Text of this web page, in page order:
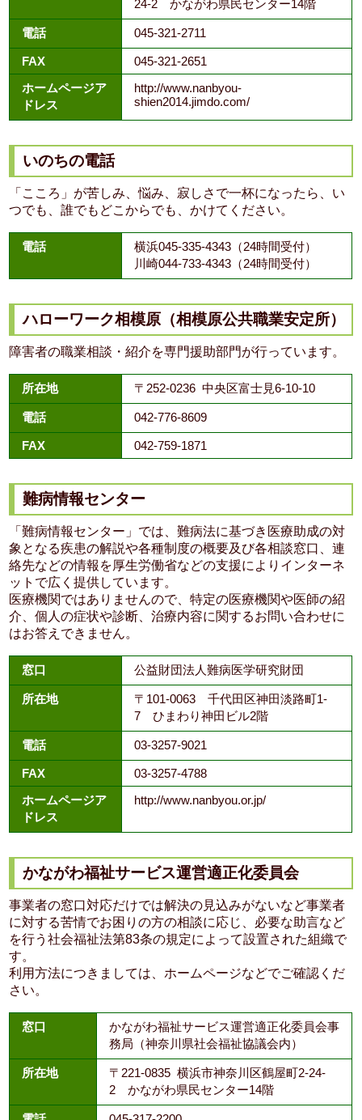
24-2 かながわ県民センター14階
電話 045-321-2711
FAX
045-321-2651
ホームページア
ドレス
http://www.nanbyou-
shien2014.jimdo.com/
いのちの電話
「こころ」が苦しみ、悩み、寂しさで一杯になったら、い
つでも、誰でもどこからでも、かけてください。
電話
横浜045-335-4343（24時間受付）
川崎044-733-4343（24時間受付）
ハローワーク相模原（相模原公共職業安定所）
障害者の職業相談・紹介を専門援助部門が行っています。
所在地 〒252-0236 中央区富士見6-10-10
電話 042-776-8609
FAX 042-759-1871
難病情報センター
「難病情報センター」では、難病法に基づき医療助成の対
象となる疾患の解説や各種制度の概要及び各相談窓口、連
絡先などの情報を厚生労働省などの支援によりインターネ
ットで広く提供しています。
医療機関ではありませんので、特定の医療機関や医師の紹
介、個人の症状や診断、治療内容に関するお問い合わせに
はお答えできません。
窓口 公益財団法人難病医学研究財団
所在地
〒101-0063 千代田区神田淡路町1-
7 ひまわり神田ビル2階
電話 03-3257-9021
FAX
03-3257-4788
ホームページア
ドレス
http://www.nanbyou.or.jp/
かながわ福祉サービス運営適正化委員会
事業者の窓口対応だけでは解決の見込みがないなど事業者
に対する苦情でお困りの方の相談に応じ、必要な助言など
を行う社会福祉法第83条の規定によって設置された組織で
す。
利用方法につきましては、ホームページなどでご確認くだ
さい。
窓口
かながわ福祉サービス運営適正化委員会事
務局（神奈川県社会福祉協議会内）
所在地
〒221-0835 横浜市神奈川区鶴屋町2-24-
2 かながわ県民センター14階